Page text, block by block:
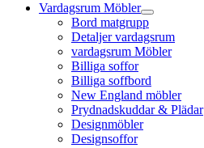
Vardagsrum Möbler
Bord matgrupp
Detaljer vardagsrum
vardagsrum Möbler
Billiga soffor
Billiga soffbord
New England möbler
Prydnadskuddar & Plädar
Designmöbler
Designsoffor